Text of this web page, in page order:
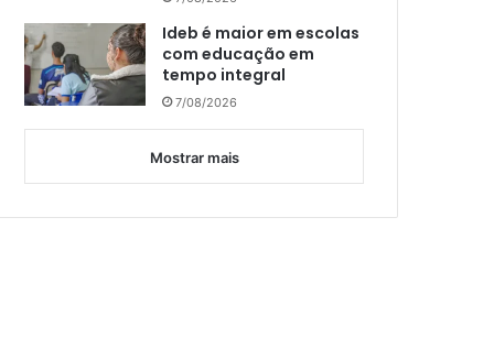
Ideb é maior em escolas
com educação em
tempo integral
7/08/2026
Mostrar mais